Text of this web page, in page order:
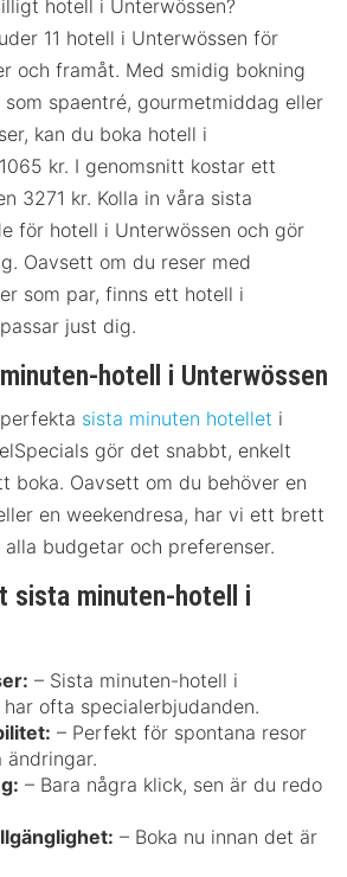
hotell i Unterwössen?
11 hotell i Unterwössen för
och framåt. Med smidig bokning
som spaentré, gourmetmiddag eller
kan du boka hotell i
kr. I genomsnitt kostar ett
3271 kr. Kolla in våra sista
för hotell i Unterwössen och gör
Oavsett om du reser med
som par, finns ett hotell i
just dig.
hotell i Unterwössen
sista minuten hotellet i
gör det snabbt, enkelt
boka. Oavsett om du behöver en
en weekendresa, har vi ett brett
budgetar och preferenser.
sista minuten-hotell i
– Sista minuten-hotell i
ofta specialerbjudanden.
– Perfekt för spontana resor
ändringar.
– Bara några klick, sen är du redo
– Boka nu innan det är